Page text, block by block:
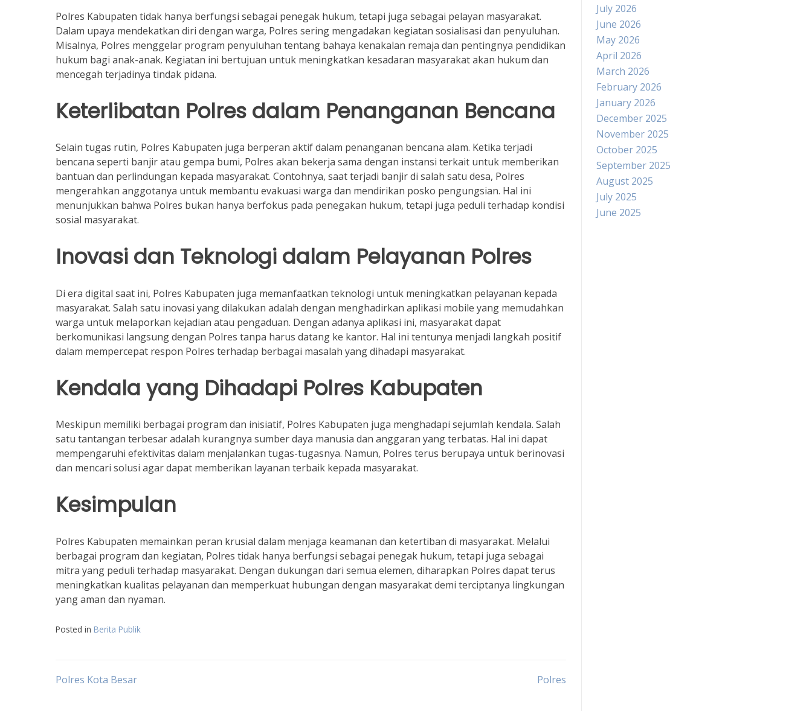
Polres Kabupaten tidak hanya berfungsi sebagai penegak hukum, tetapi juga sebagai pelayan masyarakat.
Dalam upaya mendekatkan diri dengan warga, Polres sering mengadakan kegiatan sosialisasi dan penyuluhan.
Misalnya, Polres menggelar program penyuluhan tentang bahaya kenakalan remaja dan pentingnya pendidikan
hukum bagi anak-anak. Kegiatan ini bertujuan untuk meningkatkan kesadaran masyarakat akan hukum dan
mencegah terjadinya tindak pidana.
Keterlibatan Polres dalam Penanganan Bencana
Selain tugas rutin, Polres Kabupaten juga berperan aktif dalam penanganan bencana alam. Ketika terjadi
bencana seperti banjir atau gempa bumi, Polres akan bekerja sama dengan instansi terkait untuk memberikan
bantuan dan perlindungan kepada masyarakat. Contohnya, saat terjadi banjir di salah satu desa, Polres
mengerahkan anggotanya untuk membantu evakuasi warga dan mendirikan posko pengungsian. Hal ini
menunjukkan bahwa Polres bukan hanya berfokus pada penegakan hukum, tetapi juga peduli terhadap kondisi
sosial masyarakat.
Inovasi dan Teknologi dalam Pelayanan Polres
Di era digital saat ini, Polres Kabupaten juga memanfaatkan teknologi untuk meningkatkan pelayanan kepada
masyarakat. Salah satu inovasi yang dilakukan adalah dengan menghadirkan aplikasi mobile yang memudahkan
warga untuk melaporkan kejadian atau pengaduan. Dengan adanya aplikasi ini, masyarakat dapat
berkomunikasi langsung dengan Polres tanpa harus datang ke kantor. Hal ini tentunya menjadi langkah positif
dalam mempercepat respon Polres terhadap berbagai masalah yang dihadapi masyarakat.
Kendala yang Dihadapi Polres Kabupaten
Meskipun memiliki berbagai program dan inisiatif, Polres Kabupaten juga menghadapi sejumlah kendala. Salah
satu tantangan terbesar adalah kurangnya sumber daya manusia dan anggaran yang terbatas. Hal ini dapat
mempengaruhi efektivitas dalam menjalankan tugas-tugasnya. Namun, Polres terus berupaya untuk berinovasi
dan mencari solusi agar dapat memberikan layanan terbaik kepada masyarakat.
Kesimpulan
Polres Kabupaten memainkan peran krusial dalam menjaga keamanan dan ketertiban di masyarakat. Melalui
berbagai program dan kegiatan, Polres tidak hanya berfungsi sebagai penegak hukum, tetapi juga sebagai
mitra yang peduli terhadap masyarakat. Dengan dukungan dari semua elemen, diharapkan Polres dapat terus
meningkatkan kualitas pelayanan dan memperkuat hubungan dengan masyarakat demi terciptanya lingkungan
yang aman dan nyaman.
Posted in Berita Publik
Post
Polres Kota Besar Polres
July 2026
June 2026
May 2026
April 2026
March 2026
February 2026
January 2026
December 2025
November 2025
October 2025
September 2025
August 2025
July 2025
June 2025